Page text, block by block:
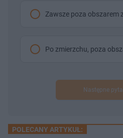
Zawsze poza obszarem
Po zmierzchu, poza
Następne
POLECANY ARTYKUŁ: